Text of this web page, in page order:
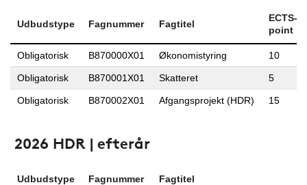
Udbudstype Fagnummer Fagtitel
ECTS-
point
Obligatorisk B870000X01 Økonomistyring 10
Obligatorisk B870001X01 Skatteret 5
Obligatorisk B870002X01 Afgangsprojekt (HDR) 15
2026 HDR | efterår
Udbudstype Fagnummer Fagtitel